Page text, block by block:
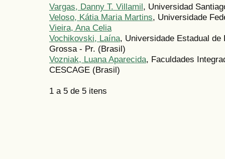
Vargas, Danny T. Villamil, Universidad
Veloso, Kátia Maria Martins, Universidade
Vieira, Ana Celia
Vochikovski, Laína, Universidade Estadual
Grossa - Pr. (Brasil)
Vozniak, Luana Aparecida, Faculdades
CESCAGE (Brasil)
1 a 5 de 5 itens